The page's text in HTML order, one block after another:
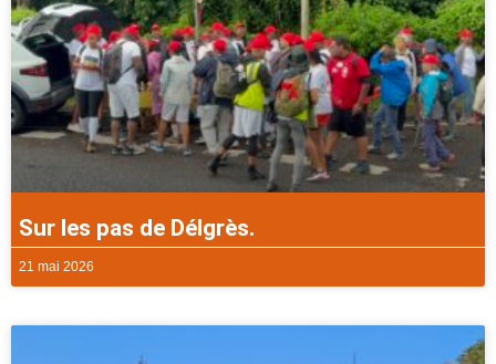
Sur les pas de Délgrès.
21 mai 2026